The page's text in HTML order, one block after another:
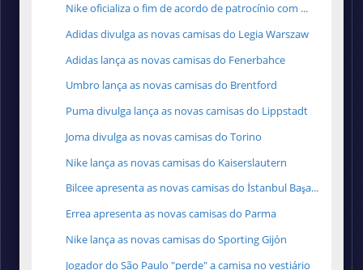
Nike oficializa o fim de acordo de patrocínio com ...
Adidas divulga as novas camisas do Legia Warszaw
Adidas lança as novas camisas do Fenerbahce
Umbro lança as novas camisas do Brentford
Puma divulga lança as novas camisas do Lippstadt
Joma divulga as novas camisas do Torino
Nike lança as novas camisas do Kaiserslautern
Bilcee apresenta as novas camisas do İstanbul Başa...
Errea apresenta as novas camisas do Parma
Nike lança as novas camisas do Sporting Gijón
Jogador do São Paulo "perde" a camisa no vestiário